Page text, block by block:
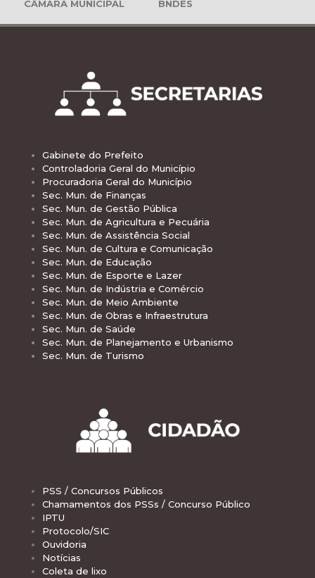
CÂMARA MUNICIPAL BNDES
Gabinete do Prefeito
Controladoria Geral do Município
Procuradoria Geral do Município
Sec. Mun. de Finanças
Sec. Mun. de Gestão Pública
Sec. Mun. de Agricultura e Pecuária
Sec. Mun. de Assistência Social
Sec. Mun. de Cultura e Comunicação
Sec. Mun. de Educação
Sec. Mun. de Esporte e Lazer
Sec. Mun. de Indústria e Comércio
Sec. Mun. de Meio Ambiente
Sec. Mun. de Obras e Infraestrutura
Sec. Mun. de Saúde
Sec. Mun. de Planejamento e Urbanismo
Sec. Mun. de Turismo
PSS / Concursos Públicos
Chamamentos dos PSSs / Concurso Público
IPTU
Protocolo/SIC
Ouvidoria
Notícias
Coleta de lixo